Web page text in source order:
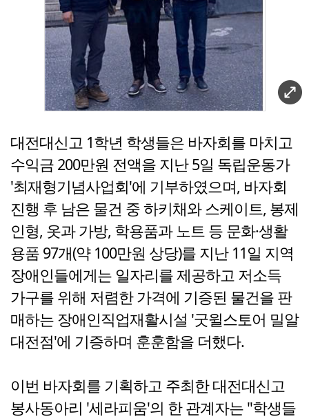
대전대신고 1학년 학생들은 바자회를 마치고
수익금 200만원 전액을 지난 5일 독립운동가
'최재형기념사업회'에 기부하였으며, 바자회
진행 후 남은 물건 중 하키채와 스케이트, 봉제
인형, 옷과 가방, 학용품과 노트 등 문화·생활
용품 97개(약 100만원 상당)를 지난 11일 지역
장애인들에게는 일자리를 제공하고 저소득
가구를 위해 저렴한 가격에 기증된 물건을 판
매하는 장애인직업재활시설 '굿윌스토어 밀알
대전점'에 기증하며 훈훈함을 더했다.
이번 바자회를 기획하고 주최한 대전대신고
봉사동아리 '세라피움'의 한 관계자는 "학생들